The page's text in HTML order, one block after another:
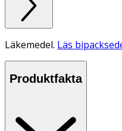
Läkemedel. Läs
Produktfakta